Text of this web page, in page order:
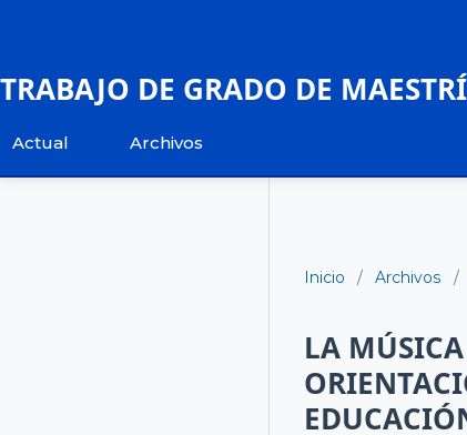
TRABAJO DE GRADO DE
Actual Archivos
Inicio / Archivos /
LA